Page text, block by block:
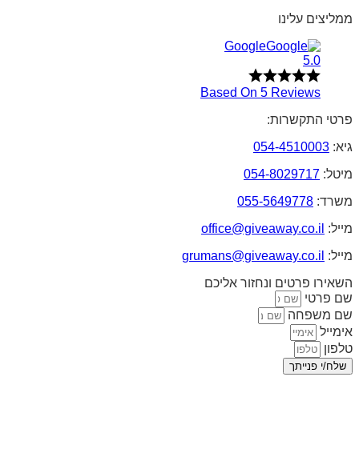
ממליצים עלינו
Google
5.0
Based On 5 Reviews
פרטי התקשרות:
גיא: 054-4510003
מיטל: 054-8029717
משרד: 055-5649778
מייל: office@giveaway.co.il
מייל: grumans@giveaway.co.il
השאירו פרטים ונחזור אליכם
שם פרטי
שם משפחה
אימייל
טלפון
שלח/י פנייתך